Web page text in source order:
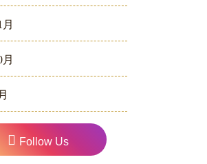
Follow Us